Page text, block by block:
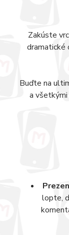
Zakúste
dramatické
Buďte na
a
lopte,